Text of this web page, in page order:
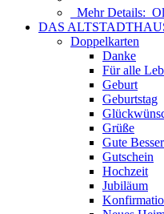
Mehr Details:
DAS
Doppelkarten
Danke
Für alle
Geburt
Geburtstag
Grüße
Gute
Gutschein
Hochzeit
Jubiläum